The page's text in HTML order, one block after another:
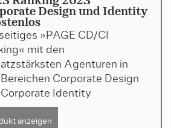
Design und Identity
»PAGE CD/CI
mit den
Agenturen in
Corporate Design
Identity
anzeigen